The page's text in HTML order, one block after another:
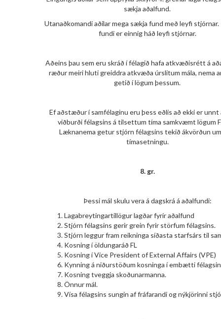
sækja aðalfund.
Utanaðkomandi aðilar mega sækja fund með leyfi
fundi er einnig háð leyfi stjórnar.
Aðeins þau sem eru skráð í félagið hafa atkvæðisrétt á
ræður meiri hluti greiddra atkvæða úrslitum mála, nema
getið í lögum þessum.
Ef aðstæður í samfélaginu eru þess eðlis að ekki er unnt
viðburði félagsins á tilsettum tíma samkvæmt lögum
Læknanema getur stjórn félagsins tekið ákvörðun
tímasetningu.
8. gr.
Þessi mál skulu vera á dagskrá á aðalfundi:
Lagabreytingartillögur lagðar fyrir aðalfund
Stjórn félagsins gerir grein fyrir störfum félagsins.
Stjórn leggur fram reikninga síðasta starfsárs til
Kosning í öldungaráð FL
Kosning í Vice President of External Affairs (VPE)
Kynning á niðurstöðum kosninga í embætti
Kosning tveggja skoðunarmanna.
Önnur mál.
Vísa félagsins sungin af fráfarandi og nýkjörinni